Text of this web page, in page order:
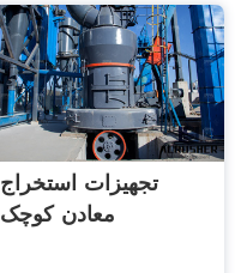
تجهیزات استخراج
معادن کوچک